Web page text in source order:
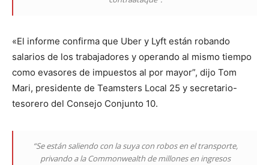
«El informe confirma que Uber y Lyft están robando
salarios de los trabajadores y operando al mismo tiempo
como evasores de impuestos al por mayor”, dijo Tom
Mari, presidente de Teamsters Local 25 y secretario-
tesorero del Consejo Conjunto 10.
“Se están saliendo con la suya con robos en el transporte,
privando a la Commonwealth de millones en ingresos